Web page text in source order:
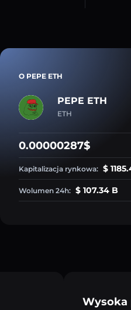
O PEPE ETH
PEPE ETH
ETH
0.00000287$
Kapitalizacja rynkowa: $
Wolumen 24h: $ 107.34 B
Wysoka